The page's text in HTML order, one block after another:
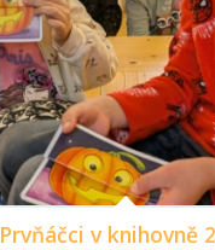
Prvňáčci v knihovně